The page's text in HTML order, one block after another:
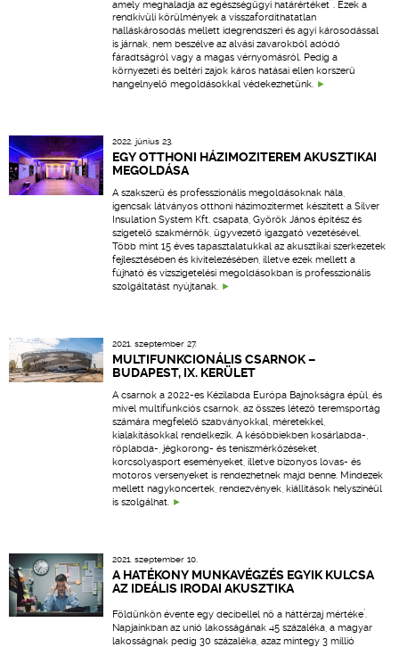
amely meghaladja az egészségügyi határértéket . Ezek a
rendkívüli körülmények a visszafordíthatatlan
halláskárosodás mellett idegrendszeri és agyi károsodással
is járnak, nem beszélve az alvási zavarokból adódó
fáradtságról vagy a magas vérnyomásról. Pedig a
környezeti és beltéri zajok káros hatásai ellen korszerű
hangelnyelő megoldásokkal védekezhetünk.
2022. június 23.
EGY OTTHONI HÁZIMOZITEREM AKUSZTIKAI
MEGOLDÁSA
A szakszerű és professzionális megoldásoknak hála,
igencsak látványos otthoni házimozitermet készített a Silver
Insulation System Kft. csapata, Györök János építész és
szigetelő szakmérnök, ügyvezető igazgató vezetésével.
Több mint 15 éves tapasztalatukkal az akusztikai szerkezetek
fejlesztésében és kivitelezésében, illetve ezek mellett a
fújható és vízszigetelési megoldásokban is professzionális
szolgáltatást nyújtanak.
2021. szeptember 27.
MULTIFUNKCIONÁLIS CSARNOK –
BUDAPEST, IX. KERÜLET
A csarnok a 2022-es Kézilabda Európa Bajnokságra épül, és
mivel multifunkciós csarnok, az összes létező teremsportág
számára megfelelő szabványokkal, méretekkel,
kialakításokkal rendelkezik. A későbbiekben kosárlabda-,
röplabda-, jégkorong- és teniszmérkőzéseket,
korcsolyasport eseményeket, illetve bizonyos lovas- és
motoros versenyeket is rendezhetnek majd benne. Mindezek
mellett nagykoncertek, rendezvények, kiállítások helyszínéül
is szolgálhat.
2021. szeptember 10.
A HATÉKONY MUNKAVÉGZÉS EGYIK KULCSA
AZ IDEÁLIS IRODAI AKUSZTIKA
Földünkön évente egy decibellel nő a háttérzaj mértéke*
Napjainkban az unió lakosságának 45 százaléka, a magyar
lakosságnak pedig 30 százaléka, azaz mintegy 3 millió